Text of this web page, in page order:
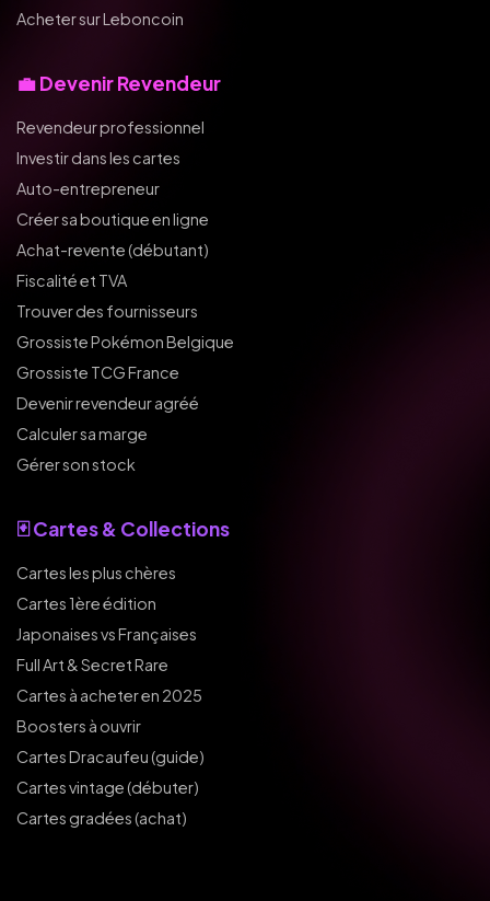
Acheter sur Leboncoin
💼 Devenir Revendeur
Revendeur professionnel
Investir dans les cartes
Auto-entrepreneur
Créer sa boutique en ligne
Achat-revente (débutant)
Fiscalité et TVA
Trouver des fournisseurs
Grossiste Pokémon Belgique
Grossiste TCG France
Devenir revendeur agréé
Calculer sa marge
Gérer son stock
🃏 Cartes & Collections
Cartes les plus chères
Cartes 1ère édition
Japonaises vs Françaises
Full Art & Secret Rare
Cartes à acheter en 2025
Boosters à ouvrir
Cartes Dracaufeu (guide)
Cartes vintage (débuter)
Cartes gradées (achat)